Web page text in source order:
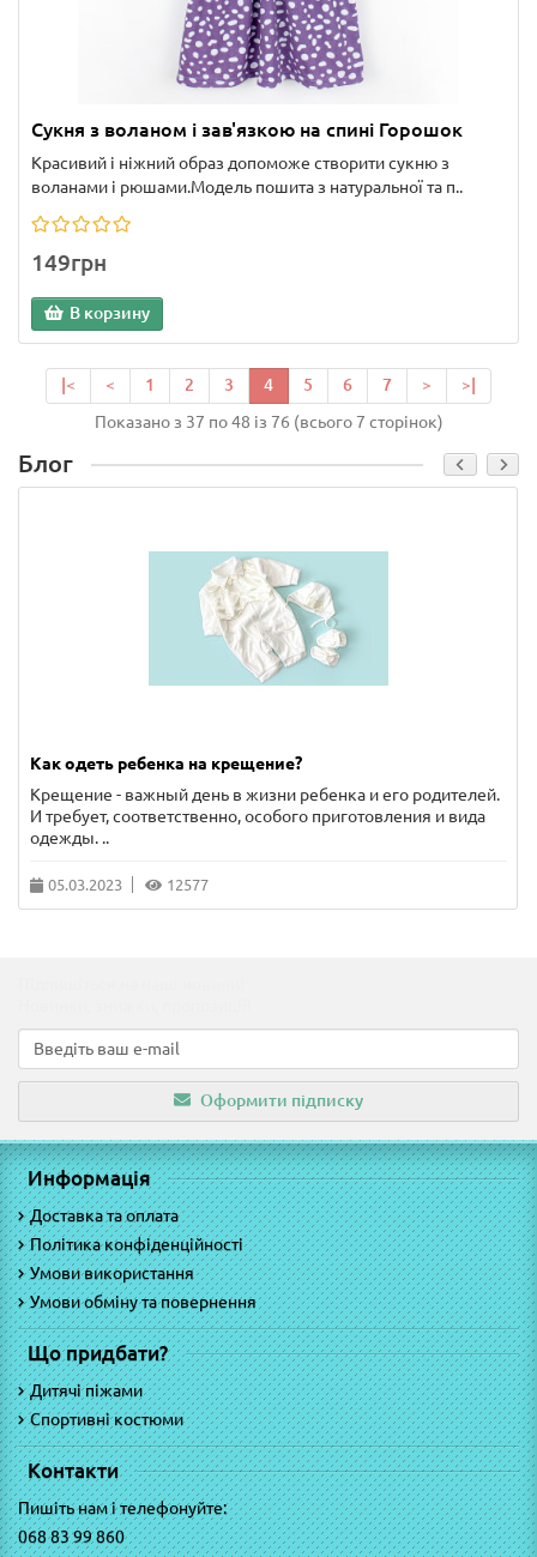
Сукня з воланом і зав'язкою на спині Горошок
Красивий і ніжний образ допоможе створити сукню з
воланами і рюшами.Модель пошита з натуральної та п..
149грн
В корзину
|< < 1 2 3 4 5 6 7 >
>|
Показано з 37 по 48 із 76 (всього 7 сторінок)
Блог
Как одеть ребенка на крещение?
Крещение - важный день в жизни ребенка и его родителей.
И требует, соответственно, особого приготовления и вида
одежды. ..
05.03.2023 12577
Оформити підписку
Информація
Доставка та оплата
Політика конфіденційності
Умови використання
Умови обміну та повернення
Що придбати?
Дитячі піжами
Спортивні костюми
Контакти
Пишіть нам і телефонуйте:
068 83 99 860